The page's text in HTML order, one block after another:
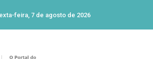
feira, 7 de agosto de 2026